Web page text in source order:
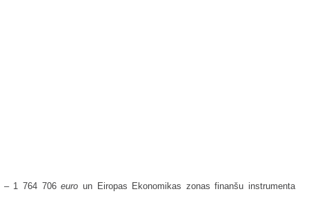
– 1 764 706euro un Eiropas Ekonomikas zonas finanšu instrumenta